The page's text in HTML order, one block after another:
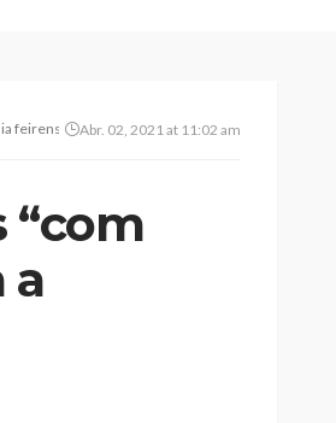
feirense” Abr. 02, 2021 at 11:02 am
“com
a